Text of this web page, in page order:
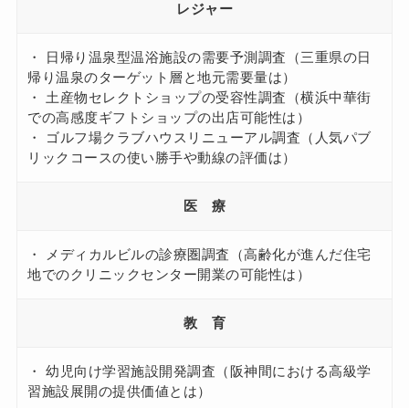
レジャー
・ 日帰り温泉型温浴施設の需要予測調査（三重県の日
帰り温泉のターゲット層と地元需要量は）
・ 土産物セレクトショップの受容性調査（横浜中華街
での高感度ギフトショップの出店可能性は）
・ ゴルフ場クラブハウスリニューアル調査（人気パブ
リックコースの使い勝手や動線の評価は）
医 療
・ メディカルビルの診療圏調査（高齢化が進んだ住宅
地でのクリニックセンター開業の可能性は）
教 育
・ 幼児向け学習施設開発調査（阪神間における高級学
習施設展開の提供価値とは）